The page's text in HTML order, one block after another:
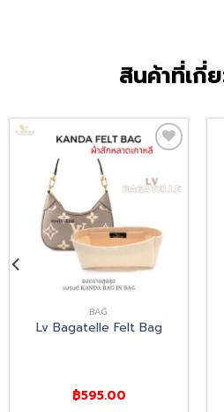
สินค้าที่เกี่
to
wishlist
BAG
Lv Bagatelle Felt Bag
฿595.00